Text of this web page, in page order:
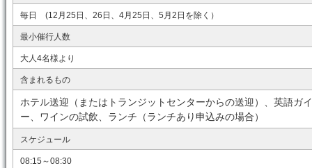
毎日 (12月25日、26日、4月25日、5月2日を除く）
最小催行人数
大人4名様より
含まれるもの
ホテル送迎（またはトランジットセンターからの送迎）、英語ガ
ー、ワインの試飲、ランチ（ランチあり申込みの場合）
スケジュール
08:15～08:30